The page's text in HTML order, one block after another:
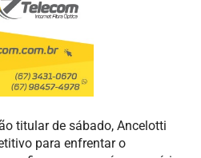
titular de sábado, Ancelotti
para enfrentar o